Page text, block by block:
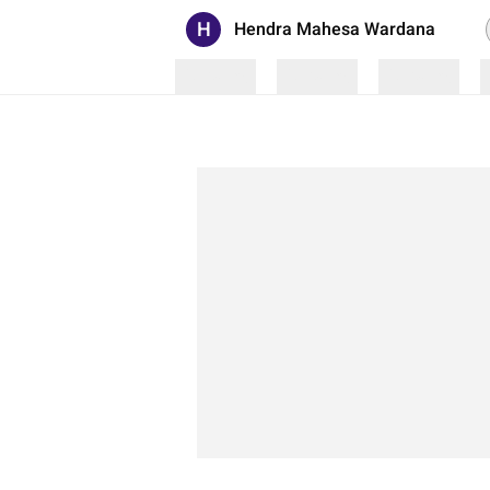
H Hendra Mahesa Wardana